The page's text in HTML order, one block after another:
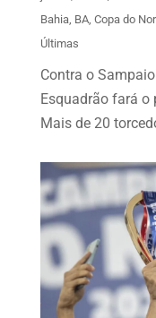
Bahia, BA, Copa do
Últimas
Contra o
Esquadrão fará
Mais de 20